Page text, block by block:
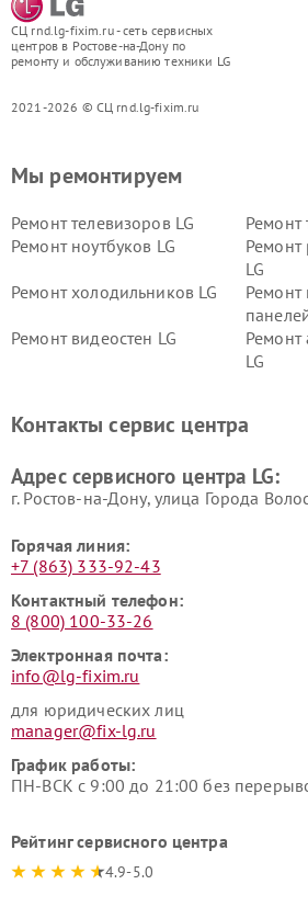
СЦ rnd.lg-fixim.ru - сеть сервисных
центров в Ростове-на-Дону по
ремонту и обслуживанию техники LG
2021-2026 © СЦ rnd.lg-fixim.ru
Мы ремонтируем
Ремонт телевизоров LG
Ремонт
Ремонт ноутбуков LG
Ремонт
LG
Ремонт холодильников LG
Ремонт
Ремонт видеостен LG
Ремонт
LG
Ремонт морозильных камер
Ремонт
Контакты сервис центра
Адрес сервисного центра LG:
г. Ростов-на-Дону, улица Города
Горячая линия:
+7 (863) 333-92-43
Контактный телефон:
8 (800) 100-33-26
Электронная почта:
info@lg-fixim.ru
для юридических лиц
manager@fix-lg.ru
График работы:
ПН-ВСК с 9:00 до 21:00 без
Рейтинг сервисного центра
4.9-5.0